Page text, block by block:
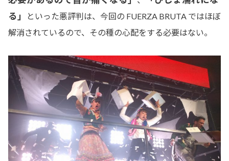
る」
といった悪評判は、今回の FUERZA BRUTA ではほぼ
解消されているので、その種の心配をする必要はない。